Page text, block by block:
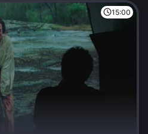
15:00